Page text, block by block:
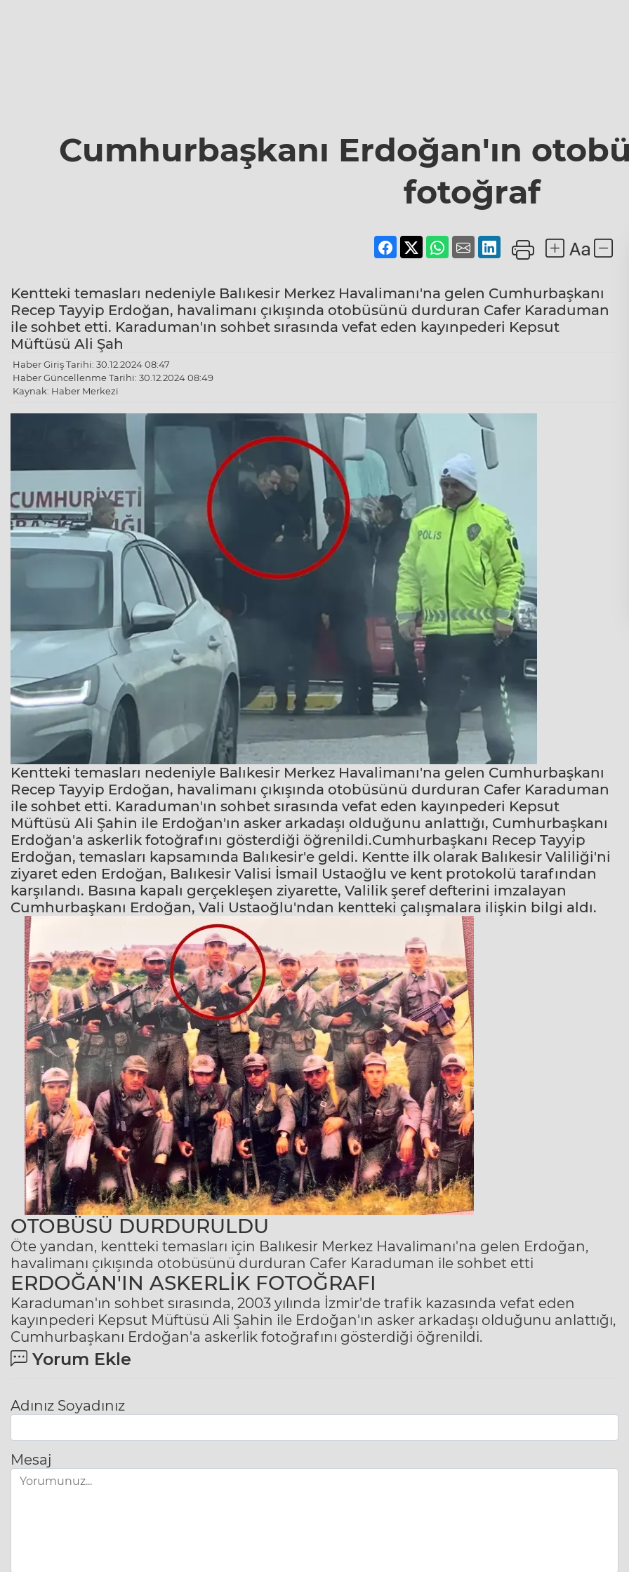
Cumhurbaşkanı Erdoğan'ın
fotoğraf
Kentteki temasları nedeniyle Balıkesir Merkez Havalimanı'na gelen Cumhurbaşkanı
Recep Tayyip Erdoğan, havalimanı çıkışında otobüsünü durduran Cafer Karaduman
ile sohbet etti. Karaduman'ın sohbet sırasında vefat eden kayınpederi Kepsut
Müftüsü Ali Şah
Haber Giriş Tarihi: 30.12.2024 08:47
Haber Güncellenme Tarihi: 30.12.2024 08:49
Kaynak: Haber Merkezi
Kentteki temasları nedeniyle Balıkesir Merkez Havalimanı'na gelen Cumhurbaşkanı
Recep Tayyip Erdoğan, havalimanı çıkışında otobüsünü durduran Cafer Karaduman
ile sohbet etti. Karaduman'ın sohbet sırasında vefat eden kayınpederi Kepsut
Müftüsü Ali Şahin ile Erdoğan'ın asker arkadaşı olduğunu anlattığı, Cumhurbaşkanı
Erdoğan'a askerlik fotoğrafını gösterdiği öğrenildi.Cumhurbaşkanı Recep Tayyip
Erdoğan, temasları kapsamında Balıkesir'e geldi. Kentte ilk olarak Balıkesir Valiliği'ni
ziyaret eden Erdoğan, Balıkesir Valisi İsmail Ustaoğlu ve kent protokolü tarafından
karşılandı. Basına kapalı gerçekleşen ziyarette, Valilik şeref defterini imzalayan
Cumhurbaşkanı Erdoğan, Vali Ustaoğlu'ndan kentteki çalışmalara ilişkin bilgi aldı.
OTOBÜSÜ DURDURULDU
Öte yandan, kentteki temasları için Balıkesir Merkez Havalimanı'na gelen Erdoğan,
havalimanı çıkışında otobüsünü durduran Cafer Karaduman ile sohbet etti
ERDOĞAN'IN ASKERLİK FOTOĞRAFI
Karaduman'ın sohbet sırasında, 2003 yılında İzmir'de trafik kazasında vefat eden
kayınpederi Kepsut Müftüsü Ali Şahin ile Erdoğan'ın asker arkadaşı olduğunu anlattığı,
Cumhurbaşkanı Erdoğan'a askerlik fotoğrafını gösterdiği öğrenildi.
Yorum Ekle
Adınız Soyadınız
Mesaj